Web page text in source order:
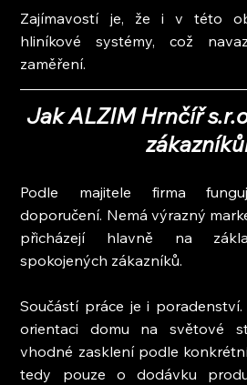
Zajímavostí je, že i v této
hliníkové systémy, což
zaměření.
Jak ALZIM Hrnčíř
Podle majitele firma
doporučení. Nemá výrazný
přicházejí hlavně na
spokojených zákazníků.
Součástí práce je i
orientaci domu na světové
vhodné zasklení podle
tedy pouze o dodávku